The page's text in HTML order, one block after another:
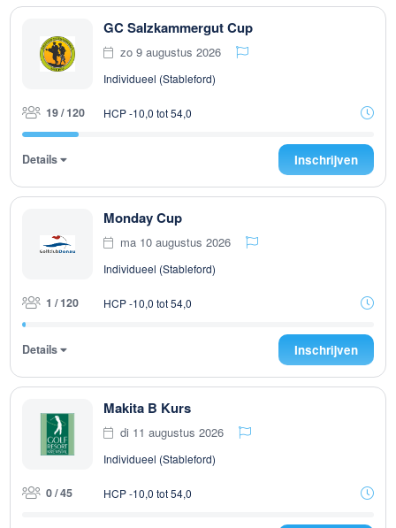
GC Salzkammergut Cup
zo 9 augustus 2026
Individueel (Stableford)
19 / 120 HCP -10,0 tot 54,0
Details Inschrijven
Monday Cup
ma 10 augustus 2026
Individueel (Stableford)
1 / 120 HCP -10,0 tot 54,0
Details Inschrijven
Makita B Kurs
di 11 augustus 2026
Individueel (Stableford)
0 / 45 HCP -10,0 tot 54,0